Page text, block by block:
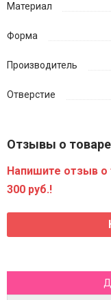
Материал
Форма
Производитель
Отверстие
Отзывы о товаре
Напишите отзыв о
300 руб.!